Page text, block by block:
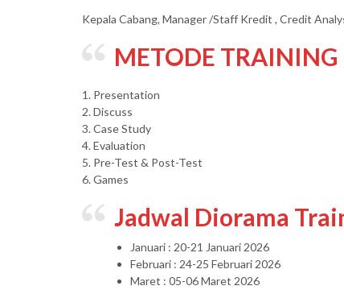
Kepala Cabang, Manager /Staff Kredit , Credit
METODE TRAINING
1. Presentation
2. Discuss
3. Case Study
4. Evaluation
5. Pre-Test & Post-Test
6. Games
Jadwal Diorama
Januari : 20-21 Januari 2026
Februari : 24-25 Februari 2026
Maret : 05-06 Maret 2026